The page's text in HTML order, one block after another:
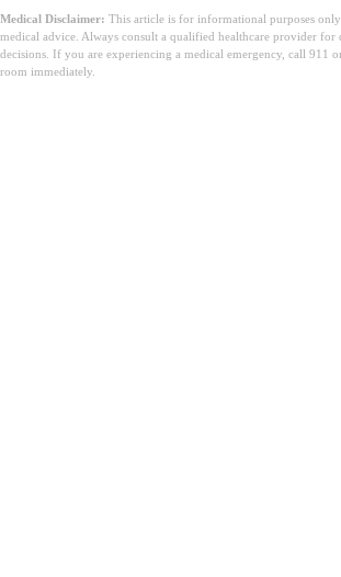
Medical Disclaimer: This article is for informational purposes
medical advice. Always consult a qualified healthcare provider for
decisions. If you are experiencing a medical emergency, call 911
room immediately.